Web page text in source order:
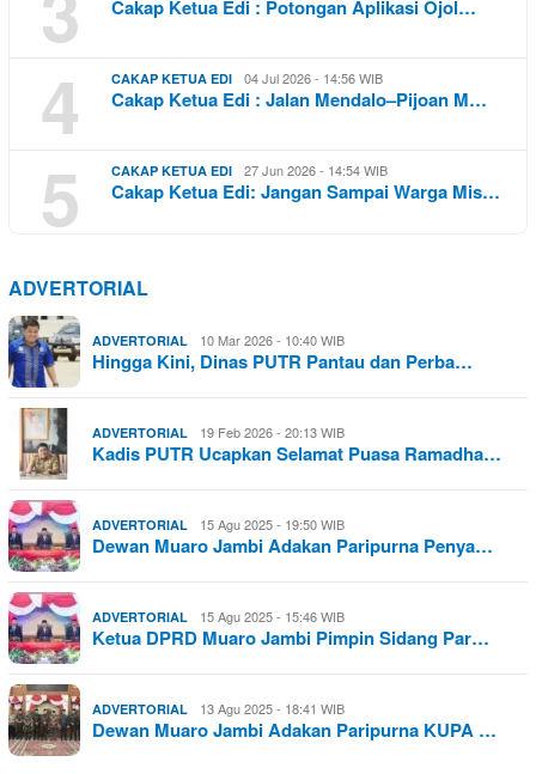
Cakap Ketua Edi : Potongan Aplikasi Ojol…
4 CAKAP KETUA EDI 04 Jul 2026 - 14:56 WIB
Cakap Ketua Edi : Jalan Mendalo–Pijoan M…
5 CAKAP KETUA EDI 27 Jun 2026 - 14:54 WIB
Cakap Ketua Edi: Jangan Sampai Warga Mis…
ADVERTORIAL
ADVERTORIAL 10 Mar 2026 - 10:40 WIB
Hingga Kini, Dinas PUTR Pantau dan Perba…
ADVERTORIAL 19 Feb 2026 - 20:13 WIB
Kadis PUTR Ucapkan Selamat Puasa Ramadha…
ADVERTORIAL 15 Agu 2025 - 19:50 WIB
Dewan Muaro Jambi Adakan Paripurna Penya…
ADVERTORIAL 15 Agu 2025 - 15:46 WIB
Ketua DPRD Muaro Jambi Pimpin Sidang Par…
ADVERTORIAL 13 Agu 2025 - 18:41 WIB
Dewan Muaro Jambi Adakan Paripurna KUPA …